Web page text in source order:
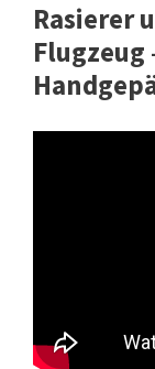
Rasierer
Flugzeug